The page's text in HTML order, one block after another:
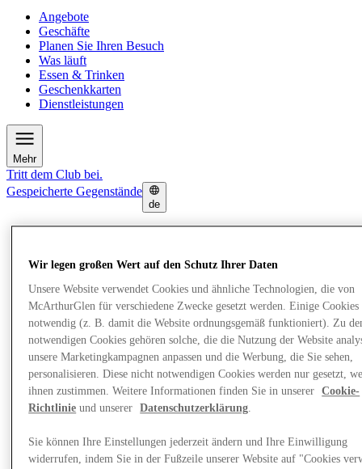
Angebote
Geschäfte
Planen Sie Ihren Besuch
Was läuft
Essen & Trinken
Geschenkkarten
Dienstleistungen
Mehr
Tritt dem Club bei.
Gespeicherte Gegenstände
de
Planen Sie Ihren Besuch
Essen & Trinken
Geschenkkarten
Dienstleistungen
Mehr
Wir legen großen Wert auf den Schutz Ihrer Daten
Unsere Website verwendet Cookies und ähnliche Technologien, die von
McArthurGlen für verschiedene Zwecke gesetzt werden. Einige Cookies
notwendig (z. B. damit die Website ordnungsgemäß funktioniert). Zu
notwendigen Cookies gehören solche, die die Nutzung der Website
unsere Marketingkampagnen anpassen und die Werbung, die Sie sehen,
personalisieren. Diese nicht notwendigen Cookies werden nur gesetzt,
ihnen zustimmen. Weitere Informationen finden Sie in unserer
Cookie-
Richtlinie und unserer Datenschutzerklärung.
Sie können Ihre Einstellungen jederzeit ändern und Ihre Einwilligung
widerrufen, indem Sie in der Fußzeile unserer Website auf "Cookies